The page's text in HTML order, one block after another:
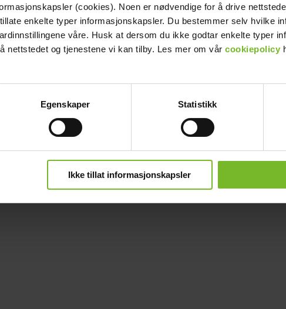
(cookies). Noen er nødvendige for å drive
enkelte typer informasjonskapsler. Du bestemmer selv hvilke
våre. Husk at dersom du ikke godtar enkelte typer
nettstedet og tjenestene vi kan tilby. Les mer om vår cookiepolicy
Egenskaper Statistikk
Ikke tillat informasjonskapsler